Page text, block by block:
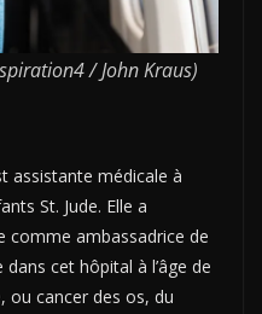
/ John Kraus)
assistante médicale à
St. Jude. Elle a
comme ambassadrice de
cet hôpital à l’âge de
ou cancer des os, du